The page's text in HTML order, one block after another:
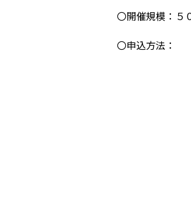
〇開催規模：５
〇申込方法：